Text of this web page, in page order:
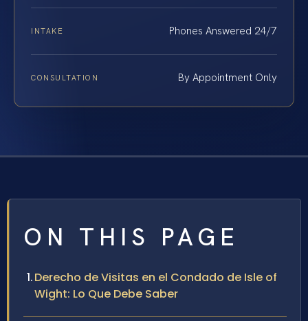
INTAKE Phones Answered 24/7
CONSULTATION By Appointment Only
ON THIS PAGE
Derecho de Visitas en el Condado de Isle of
Wight: Lo Que Debe Saber